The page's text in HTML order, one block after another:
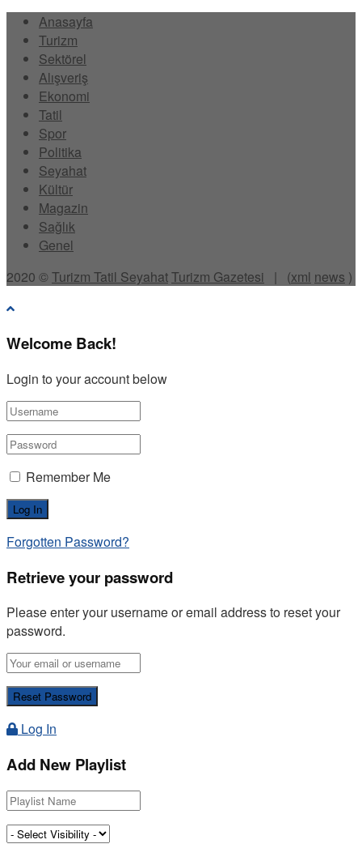
Anasayfa
Turizm
Sektörel
Alışveriş
Ekonomi
Tatil
Spor
Politika
Seyahat
Kültür
Magazin
Sağlık
Genel
2020 ©Turizm Tatil SeyahatTurizm Gazetesi | (xml news )
Welcome Back!
Login to your account below
Remember Me
Forgotten Password?
Retrieve your password
Please enter your username or email address to reset your
password.
Log In
Add New Playlist